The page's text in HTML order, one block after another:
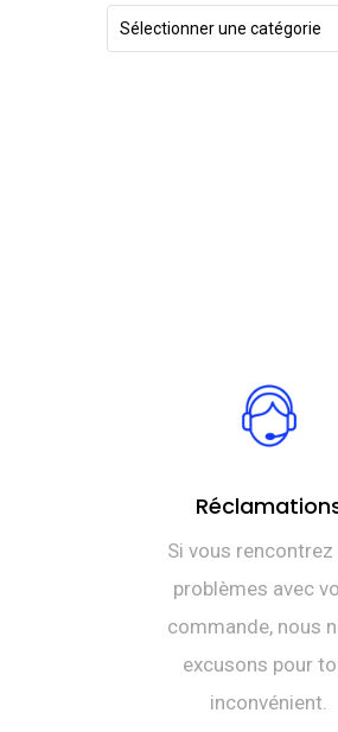
Sélectionner une catégorie
Si vous rencontrez
problèmes avec
commande, nous
excusons pour
inconvénient.